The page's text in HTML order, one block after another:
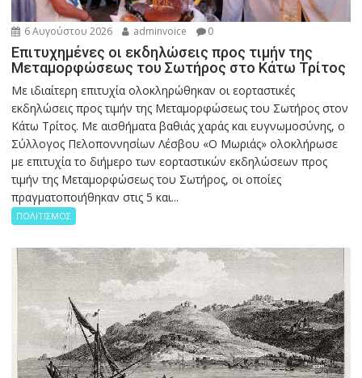
6 Αυγούστου 2026 adminvoice 0
Επιτυχημένες οι εκδηλώσεις προς τιμήν της
Μεταμορφώσεως του Σωτήρος στο Κάτω Τρίτος
Με ιδιαίτερη επιτυχία ολοκληρώθηκαν οι εορταστικές
εκδηλώσεις προς τιμήν της Μεταμορφώσεως του Σωτήρος στον
Κάτω Τρίτος. Με αισθήματα βαθιάς χαράς και ευγνωμοσύνης, ο
Σύλλογος Πελοποννησίων Λέσβου «Ο Μωριάς» ολοκλήρωσε
με επιτυχία το διήμερο των εορταστικών εκδηλώσεων προς
τιμήν της Μεταμορφώσεως του Σωτήρος, οι οποίες
πραγματοποιήθηκαν στις 5 και...
ΠΟΛΙΤΙΣΜΟΣ